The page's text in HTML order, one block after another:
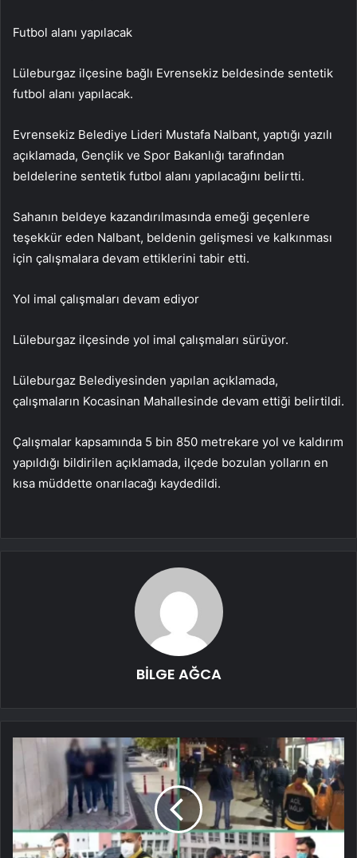
Futbol alanı yapılacak
Lüleburgaz ilçesine bağlı Evrensekiz beldesinde sentetik
futbol alanı yapılacak.
Evrensekiz Belediye Lideri Mustafa Nalbant, yaptığı yazılı
açıklamada, Gençlik ve Spor Bakanlığı tarafından
beldelerine sentetik futbol alanı yapılacağını belirtti.
Sahanın beldeye kazandırılmasında emeği geçenlere
teşekkür eden Nalbant, beldenin gelişmesi ve kalkınması
için çalışmalara devam ettiklerini tabir etti.
Yol imal çalışmaları devam ediyor
Lüleburgaz ilçesinde yol imal çalışmaları sürüyor.
Lüleburgaz Belediyesinden yapılan açıklamada,
çalışmaların Kocasinan Mahallesinde devam ettiği belirtildi.
Çalışmalar kapsamında 5 bin 850 metrekare yol ve kaldırım
yapıldığı bildirilen açıklamada, ilçede bozulan yolların en
kısa müddette onarılacağı kaydedildi.
BİLGE AĞCA